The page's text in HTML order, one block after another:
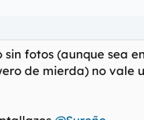
sin fotos (aunque sea
de mierda) no vale